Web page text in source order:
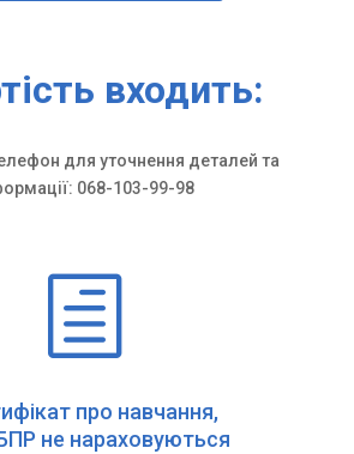
входить:
для уточнення деталей та
068-103-99-98
h
про навчання,
не нараховуються